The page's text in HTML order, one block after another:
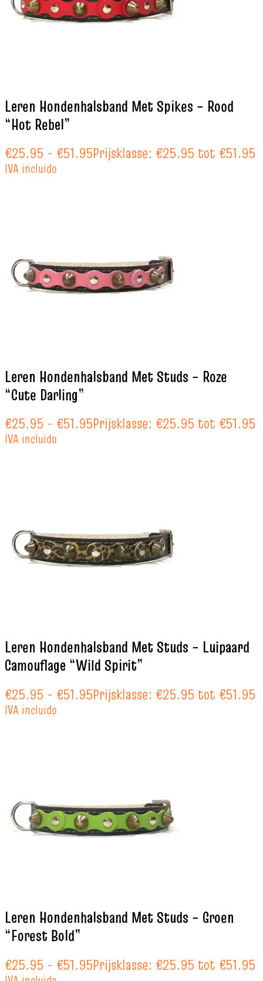
Leren Hondenhalsband Met Spikes – Rood
“Hot Rebel”
€25.95 - €51.95Prijsklasse: €25.95 tot €51.95
IVA incluido
Leren Hondenhalsband Met Studs – Roze
“Cute Darling”
€25.95 - €51.95Prijsklasse: €25.95 tot €51.95
IVA incluido
Leren Hondenhalsband Met Studs – Luipaard
Camouflage “Wild Spirit”
€25.95 - €51.95Prijsklasse: €25.95 tot €51.95
IVA incluido
Leren Hondenhalsband Met Studs – Groen
“Forest Bold”
€25.95 - €51.95Prijsklasse: €25.95 tot €51.95